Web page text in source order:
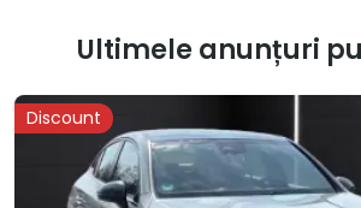
Ultimele anunțuri
Discount